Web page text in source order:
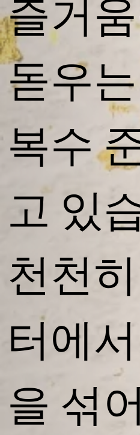
즐거
돋우
복수
고 있
천천
터에
을 섞